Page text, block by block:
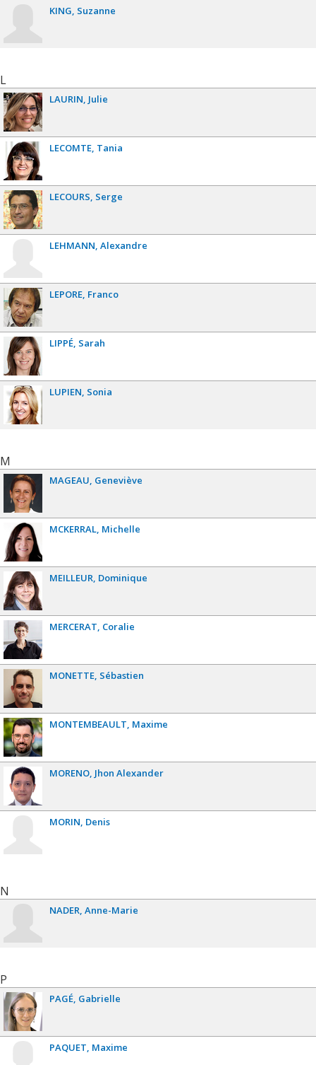
KING Suzanne
L
LAURIN Julie
LECOMTE Tania
LECOURS Serge
LEHMANN Alexandre
LEPORE Franco
LIPPÉ Sarah
LUPIEN Sonia
M
MAGEAU Geneviève
MCKERRAL Michelle
MEILLEUR Dominique
MERCERAT Coralie
MONETTE Sébastien
MONTEMBEAULT Maxime
MORENO Jhon Alexander
MORIN Denis
N
NADER Anne-Marie
P
PAGÉ Gabrielle
PAQUET Maxime